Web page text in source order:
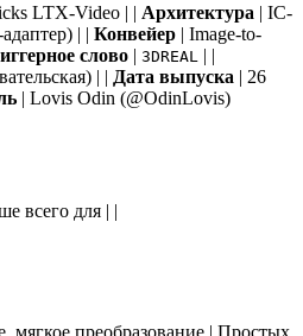
LTX-Video | | Архитектура | IC-
| | Конвейер | Image-to-
слово | 3DREAL
| |
| | Дата выпуска | 26
| Lovis Odin (@OdinLovis)
всего для | |